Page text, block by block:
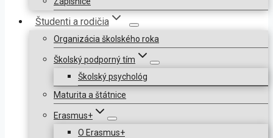
Študenti a rodičia
Organizácia školského roka
Školský podporný tím
Školský psychológ
Maturita a štátnice
Erasmus+
O Erasmus+